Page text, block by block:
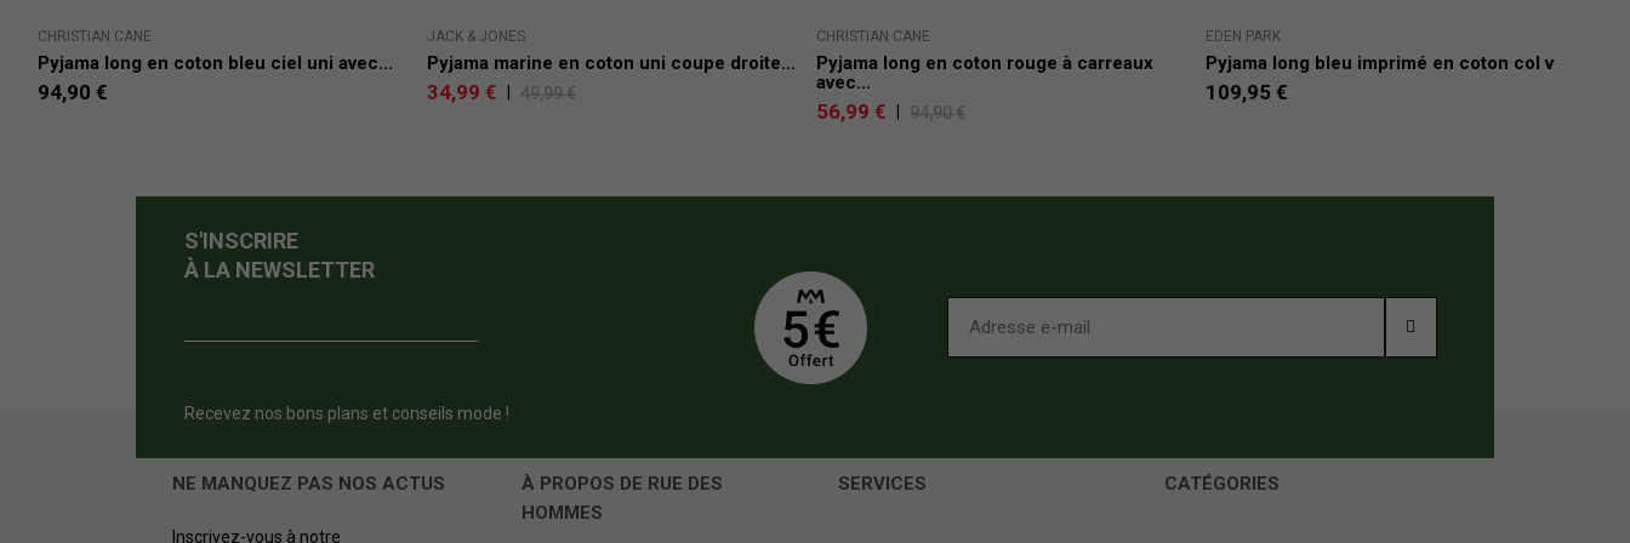
CHRISTIAN CANE
Pyjama long en coton bleu ciel uni avec...
94,90 €
JACK & JONES
Pyjama marine en coton uni coupe droite...
34,99 € 49,99 €
CHRISTIAN CANE
Pyjama long en coton rouge à carreaux
avec...
56,99 € 94,90 €
EDEN PARK
Pyjama long bleu imprimé en coton col v
109,95 €
S'INSCRIRE
À LA NEWSLETTER
Recevez nos bons plans et conseils mode !
NE MANQUEZ PAS NOS ACTUS
Inscrivez-vous à notre
À PROPOS DE RUE DES
HOMMES
SERVICES CATÉGORIES